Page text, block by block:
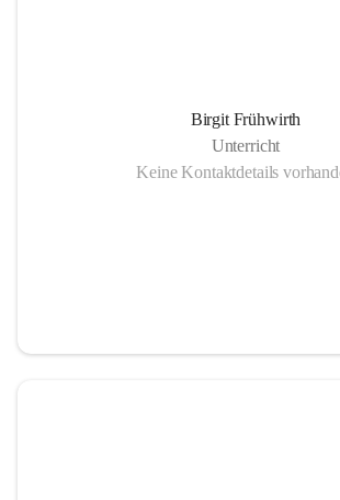
Birgit Frühwirth
Unterricht
Keine Kontaktdetails